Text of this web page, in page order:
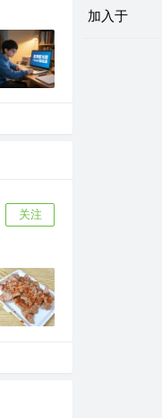
关注
加入于